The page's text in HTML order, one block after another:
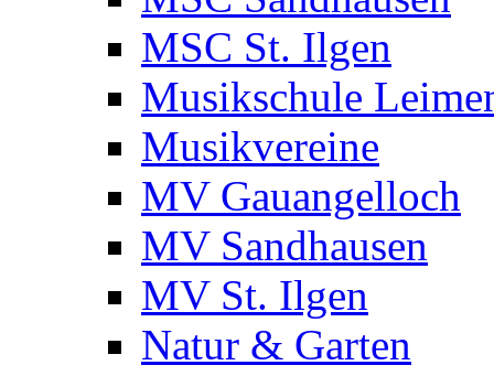
MSC St. Ilgen
Musikschule
Musikvereine
MV Gauangelloch
MV Sandhausen
MV St. Ilgen
Natur & Garten